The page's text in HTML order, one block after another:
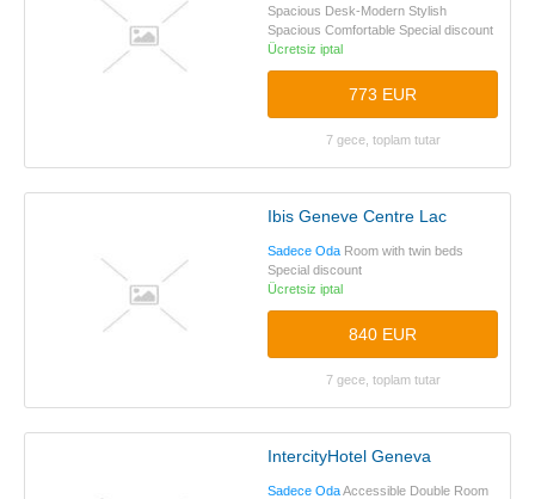
Spacious Desk-Modern Stylish
Spacious Comfortable Special discount
Ücretsiz iptal
773 EUR
7 gece, toplam tutar
Ibis Geneve Centre Lac
Sadece Oda Room with twin beds
Special discount
Ücretsiz iptal
840 EUR
7 gece, toplam tutar
IntercityHotel Geneva
Sadece OdaAccessible Double Room